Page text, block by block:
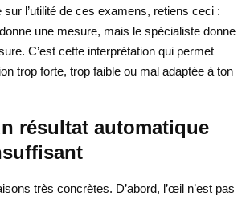
l’utilité de ces examens, retiens ceci :
une mesure, mais le spécialiste donne
C’est cette interprétation qui permet
trop forte, trop faible ou mal adaptée à ton
résultat automatique
très concrètes. D’abord, l’œil n’est pas